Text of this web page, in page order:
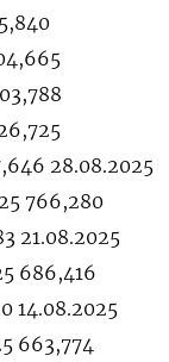
28.08.2025
766,280
21.08.2025
686,416
14.08.2025
663,774